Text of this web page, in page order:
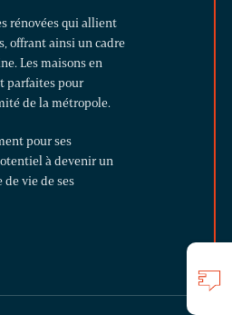
rénovées qui allient
offrant ainsi un cadre
Les maisons en
parfaites pour
de la métropole.
pour ses
à devenir un
vie de ses